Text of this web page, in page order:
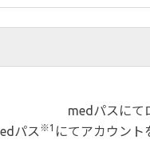
medパスにて
パス ※1 にてアカウント